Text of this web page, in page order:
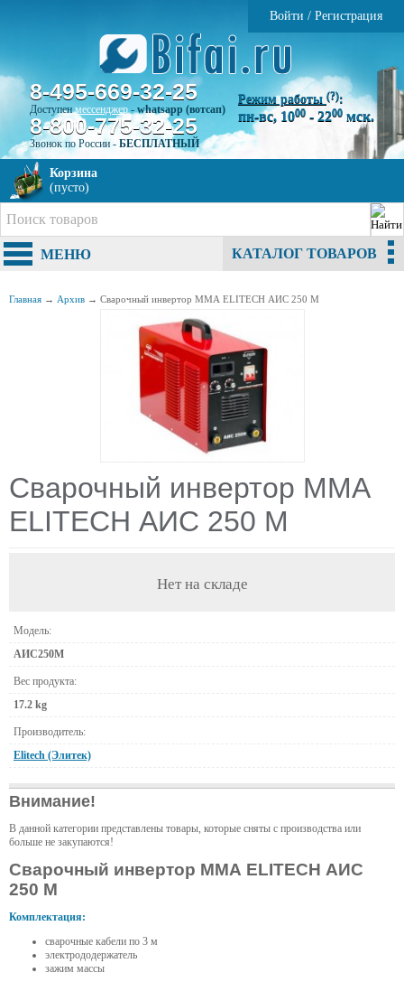
Войти / Регистрация
8-495-669-32-25
Доступенмессенджер-whatsapp (вотсап)
8-800-775-32-25
Звонок по России - БЕСПЛАТНЫЙ
Режим работы (?):
пн-вс, 1000 - 2200 мск.
Корзина
(пусто)
МЕНЮ КАТАЛОГ ТОВАРОВ
Главная → Архив → Сварочный инвертор ММА ELITECH АИС 250 М
Сварочный инвертор ММА
ELITECH АИС 250 М
Нет на складе
Модель:
АИС250М
Вес продукта:
17.2 kg
Производитель:
Elitech (Элитек)
Внимание!
В данной категории представлены товары, которые сняты с производства или
больше не закупаются!
Сварочный инвертор ММА ELITECH АИС
250 М
Комплектация:
сварочные кабели по 3 м
электрододержатель
зажим массы